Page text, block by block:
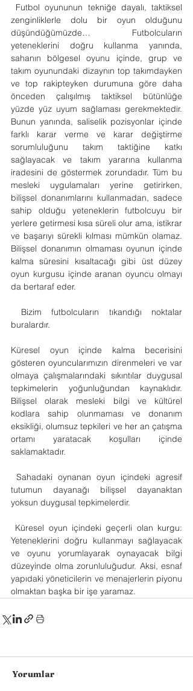
Futbol oyununun tekniğe dayalı, taktiksel
zenginliklerle dolu bir oyun olduğunu
düşündüğümüzde… Futbolcuların
yeteneklerini doğru kullanma yanında,
sahanın bölgesel oyunu içinde, grup ve
takım oyunundaki dizaynın top takımdayken
ve top rakipteyken durumuna göre daha
önceden çalışılmış taktiksel bütünlüğe
yüzde yüz uyum sağlaması gerekmektedir.
Bunun yanında, saliselik pozisyonlar içinde
farklı karar verme ve karar değiştirme
sorumluluğunu takım taktiğine katkı
sağlayacak ve takım yararına kullanma
iradesini de göstermek zorundadır. Tüm bu
mesleki uygulamaları yerine getirirken,
bilişsel donanımlarını kullanmadan, sadece
sahip olduğu yeteneklerin futbolcuyu bir
yerlere getirmesi kısa süreli olur ama, istikrar
ve başarıyı sürekli kılması mümkün olamaz.
Bilişsel donanımın olmaması oyunun içinde
kalma süresini kısaltacağı gibi üst düzey
oyun kurgusu içinde aranan oyuncu olmayı
da bertaraf eder.
Bizim futbolcuların tıkandığı noktalar
buralardır.
Küresel oyun içinde kalma becerisini
gösteren oyuncularımızın direnmeleri ve var
olmaya çalışmalarındaki sıkıntılar duygusal
tepkimelerin yoğunluğundan kaynaklıdır.
Bilişsel olarak mesleki bilgi ve kültürel
kodlara sahip olunmaması ve donanım
eksikliği, olumsuz tepkileri ve her an çatışma
ortamı yaratacak koşulları içinde
saklamaktadır.
Sahadaki oynanan oyun içindeki agresif
tutumun dayanağı bilişsel dayanaktan
yoksun duygusal tepkimelerdir.
Küresel oyun içindeki geçerli olan kurgu:
Yeteneklerini doğru kullanmayı sağlayacak
ve oyunu yorumlayarak oynayacak bilgi
düzeyinde olma zorunluluğudur. Aksi, esnaf
yapıdaki yöneticilerin ve menajerlerin piyonu
olmaktan başka bir işe yaramaz.
Yorumlar